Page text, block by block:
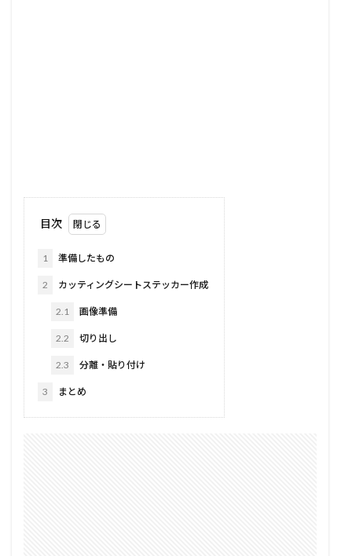
目次
1 準備したもの
2 カッティングシートステッカー作成
2.1 画像準備
2.2 切り出し
2.3 分離・貼り付け
3 まとめ